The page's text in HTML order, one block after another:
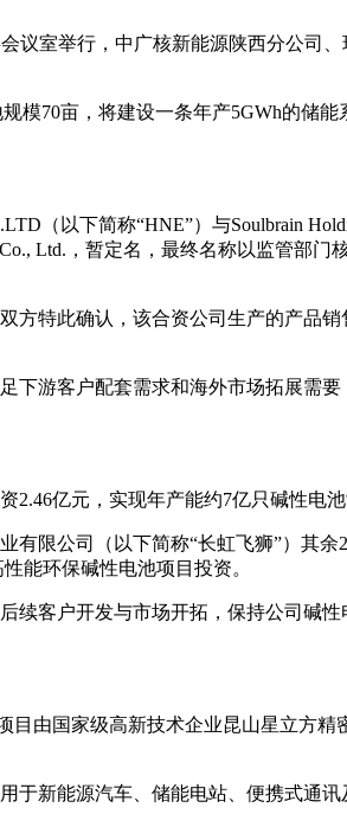
议室举行，中广核新能源陕西分公司
模70亩，将建设一条年产5GWh的储
（以下简称“HNE”）与Soulbrain
Ltd.，暂定名，最终名称以监管部门
方特此确认，该合资公司生产的产品
下游客户配套需求和海外市场拓展需
亿元，实现年产能约7亿只碱性电池
限公司（以下简称“长虹飞狮”）其余
能环保碱性电池项目投资。
续客户开发与市场开拓，保持公司碱
目由国家级高新技术企业昆山星立方精
于新能源汽车、储能电站、便携式通